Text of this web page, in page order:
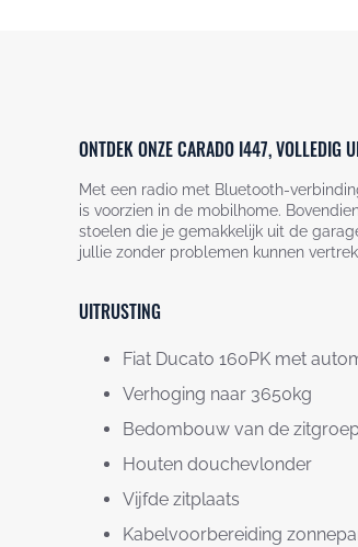
ONTDEK ONZE CARADO I447, VOLLEDIG
Met een radio met Bluetooth-
is voorzien in de mobilhome.
stoelen die je gemakkelijk uit de
jullie zonder problemen kunnen
UITRUSTING
Fiat Ducato 160PK met
Verhoging naar 3650kg
Bedombouw van de
Houten douchevlonder
Vijfde zitplaats
Kabelvoorbereiding